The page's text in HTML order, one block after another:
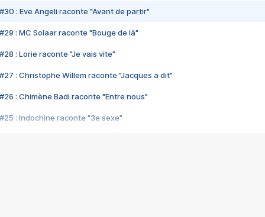
#30 : Eve Angeli raconte "Avant de partir"
#29 : MC Solaar raconte "Bouge de là"
#28 : Lorie raconte "Je vais vite"
#27 : Christophe Willem raconte "Jacques a dit"
#26 : Chimène Badi raconte "Entre nous"
#25 : Indochine raconte "3e sexe"